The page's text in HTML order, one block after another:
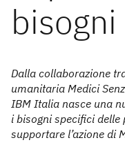
Dalla collaborazione
umanitaria Medici
IBM Italia nasce una
i bisogni specifici
supportare l’azione di